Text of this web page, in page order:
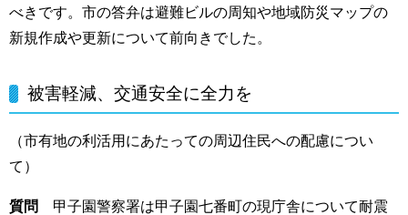
べきです。市の答弁は避難ビルの周知や地域防災マップの
新規作成や更新について前向きでした。
被害軽減、交通安全に全力を
（市有地の利活用にあたっての周辺住民への配慮につい
て）
質問
甲子園警察署は甲子園七番町の現庁舎について耐震